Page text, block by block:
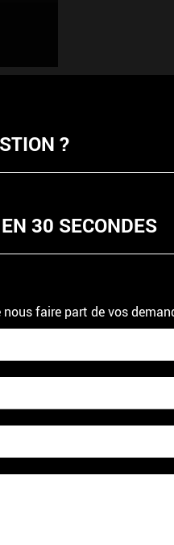
?
30 SECONDES
faire part de vos